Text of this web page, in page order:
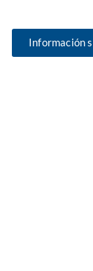
Información